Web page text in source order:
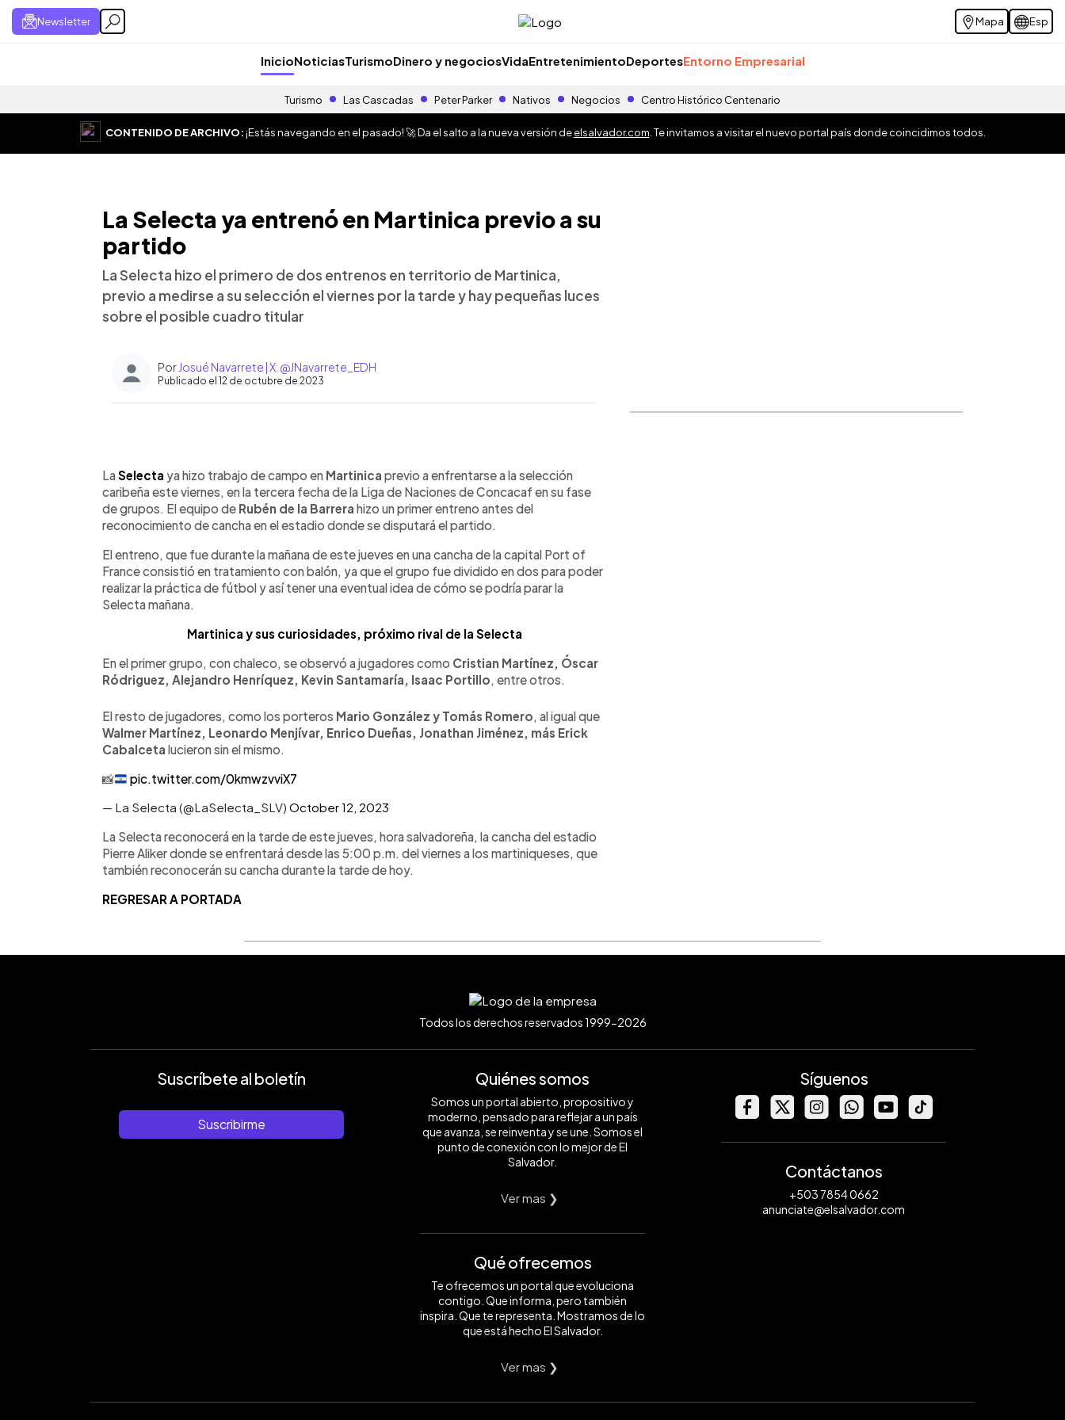
Newsletter Mapa Esp
InicioNoticiasTurismoDinero y negociosVidaEntretenimientoDeportesEntorno Empresarial
Turismo Las Cascadas Peter Parker Nativos Negocios Centro Histórico Centenario
CONTENIDO DE ARCHIVO:¡Estás navegando en el pasado! 🚀 Da el salto a la nueva versión deelsalvador.com . Te invitamos a visitar el nuevo portal país donde coincidimos todos.
La Selecta ya entrenó en Martinica previo a su
partido
La Selecta hizo el primero de dos entrenos en territorio de Martinica,
previo a medirse a su selección el viernes por la tarde y hay pequeñas luces
sobre el posible cuadro titular
Por Josué Navarrete | X: @JNavarrete_EDH
Publicado el 12 de octubre de 2023
► Escuchar artículo
LaSelecta ya hizo trabajo de campo en Martinica previo a enfrentarse a la selección
caribeña este viernes, en la tercera fecha de la Liga de Naciones de Concacaf en su fase
de grupos. El equipo de Rubén de la Barrera hizo un primer entreno antes del
reconocimiento de cancha en el estadio donde se disputará el partido.
El entreno, que fue durante la mañana de este jueves en una cancha de la capital Port of
France consistió en tratamiento con balón, ya que el grupo fue dividido en dos para poder
realizar la práctica de fútbol y así tener una eventual idea de cómo se podría parar la
Selecta mañana.
Martinica y sus curiosidades, próximo rival de la Selecta
En el primer grupo, con chaleco, se observó a jugadores como Cristian Martínez, Óscar
Ródriguez, Alejandro Henríquez, Kevin Santamaría, Isaac Portillo, entre otros.
El resto de jugadores, como los porteros Mario González y Tomás Romero, al igual que
Walmer Martínez, Leonardo Menjívar, Enrico Dueñas, Jonathan Jiménez, más Erick
Cabalceta lucieron sin el mismo.
📸
pic.twitter.com/0kmwzvviX7
— La Selecta (@LaSelecta_SLV) October 12, 2023
La Selecta reconocerá en la tarde de este jueves, hora salvadoreña, la cancha del estadio
Pierre Aliker donde se enfrentará desde las 5:00 p.m. del viernes a los martiniqueses, que
también reconocerán su cancha durante la tarde de hoy.
REGRESAR A PORTADA
Todos los derechos reservados 1999-2026
Suscríbete al boletín
Suscribirme
Quiénes somos
Somos un portal abierto, propositivo y
moderno, pensado para reflejar a un país
que avanza, se reinventa y se une. Somos el
punto de conexión con lo mejor de El
Salvador.
Ver mas ❯
Qué ofrecemos
Te ofrecemos un portal que evoluciona
contigo. Que informa, pero también
inspira. Que te representa. Mostramos de lo
que está hecho El Salvador.
Ver mas ❯
Síguenos
Contáctanos
+503 7854 0662
anunciate@elsalvador.com